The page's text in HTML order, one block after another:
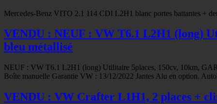
Mercedes-Benz VITO 2.1 114 CDI L2H1 blanc portes battantes +
VENDU : NEUF : VW T6.1 L2H1 (long)
bleu métallisé
NEUF : VW T6.1 L2H1 (long) Utilitaire 5places, 150cv, 10km,
Boîte manuelle Garantie VW : 13/12/2022 Jantes Alu en option.
VENDU : VW Crafter L1H1, 2 places +